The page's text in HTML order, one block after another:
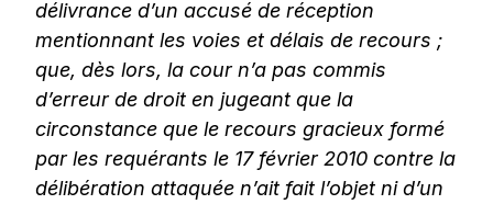
délivrance d’un accusé de réception
mentionnant les voies et délais de recours ;
que, dès lors, la cour n’a pas commis
d’erreur de droit en jugeant que la
circonstance que le recours gracieux formé
par les requérants le 17 février 2010 contre la
délibération attaquée n’ait fait l’objet ni d’un